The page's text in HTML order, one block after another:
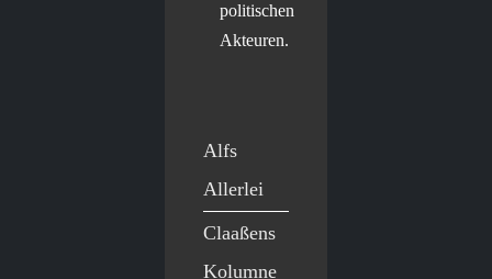
politischen
Akteuren.
Alfs
Allerlei
Claaßens
Kolumne